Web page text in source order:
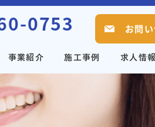
0753 お問
事業紹介 施工事例 求人情報